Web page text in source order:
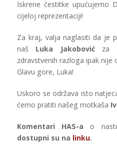
Iskrene čestitke upućujemo
cijeloj reprezentaciji!
Za kraj, valja naglasiti da je
naš Luka Jakobovićza
zdravstvenih razloga ipak nije
Glavu gore, Luka!
Uskoro se održava isto
ćemo pratiti našeg motkaša
Komentari HAS-a o
dostupni su na linku.